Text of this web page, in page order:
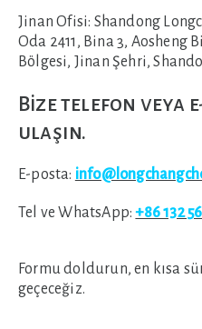
Jinan Ofisi: Shandong
Oda 2411, Bina 3, Aosheng
Bölgesi, Jinan Şehri,
Bize telefon veya
ulaşın.
E-posta:
Tel ve WhatsApp:+86 132
Formu doldurun, en kısa
geçeceğiz.